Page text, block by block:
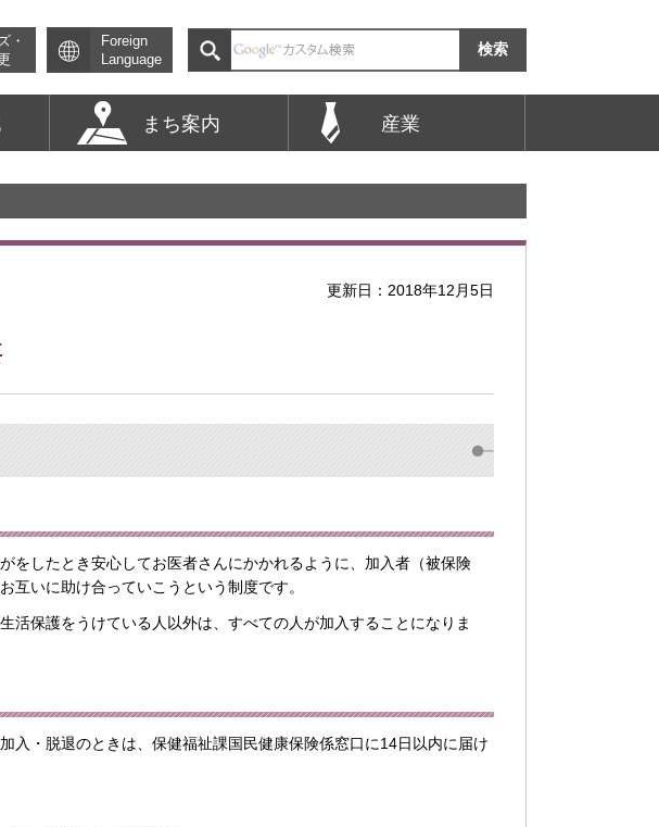
・
Foreign
Language
まち案内 産業
更新日：2018年12月5日
をしたとき安心してお医者さんにかかれるように、加入者（被保険
互いに助け合っていこうという制度です。
活保護をうけている人以外は、すべての人が加入することになりま
入・脱退のときは、保健福祉課国民健康保険係窓口に14日以内に届け